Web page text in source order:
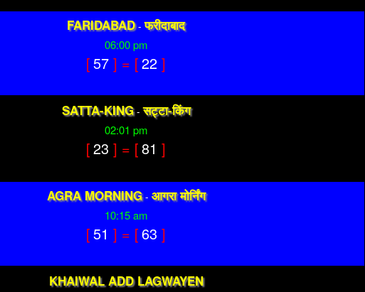
FARIDABAD - फरीदाबाद
06:00 pm
[57 ] = [22 ]
SATTA-KING - सट्टा-किंग
02:01 pm
[23 ] = [81 ]
AGRA MORNING - आगरा मोर्निंग
10:15 am
[51 ] = [63 ]
KHAIWAL ADD LAGWAYEN